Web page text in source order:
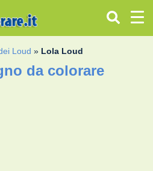
Loud » Lola Loud
da colorare